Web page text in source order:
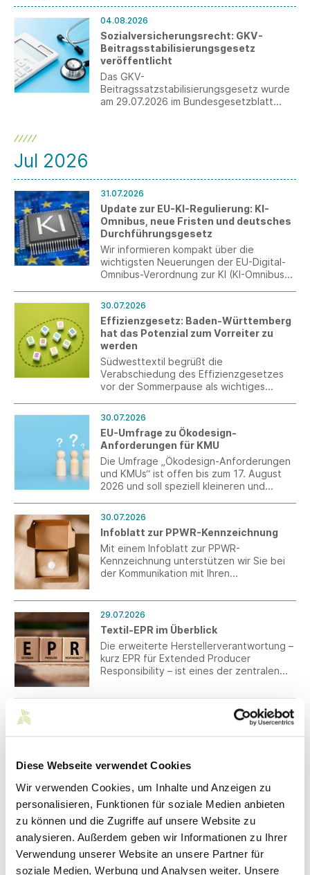
Diese Webseite verwendet Cookies
Wir verwenden Cookies, um Inhalte und Anzeigen zu
personalisieren, Funktionen für soziale Medien anbieten
zu können und die Zugriffe auf unsere Website zu
analysieren. Außerdem geben wir Informationen zu Ihrer
Verwendung unserer Website an unsere Partner für
soziale Medien, Werbung und Analysen weiter. Unsere
04.08.2026
Sozialversicherungsrecht: GKV-
Beitragsstabilisierungsgesetz
veröffentlicht
Das GKV-
Beitragssatzstabilisierungsgesetz wurde
am 29.07.2026 im Bundesgesetzblatt
Jul 2026
31.07.2026
Update zur EU-KI-Regulierung: KI-
Omnibus, neue Fristen und deutsches
Durchführungsgesetz
Wir informieren kompakt über die
wichtigsten Neuerungen der EU-Digital-
Omnibus-Verordnung zur KI (KI-Omnibus)
Verordnung (KI-VO)
30.07.2026
Effizienzgesetz: Baden-Württemberg
hat das Potenzial zum Vorreiter zu
werden
Südwesttextil begrüßt die
Verabschiedung des Effizienzgesetzes
vor der Sommerpause als wichtiges
30.07.2026
EU-Umfrage zu Ökodesign-
Anforderungen für KMU
Die Umfrage „Ökodesign-Anforderungen
und KMUs“ ist offen bis zum 17. August
2026 und soll speziell kleineren und
30.07.2026
Infoblatt zur PPWR-Kennzeichnung
Mit einem Infoblatt zur PPWR-
Kennzeichnung unterstützen wir Sie bei
der Kommunikation mit Ihren
29.07.2026
Textil-EPR im Überblick
Die erweiterte Herstellerverantwortung –
kurz EPR für Extended Producer
Responsibility – ist eines der zentralen
die Textilbranche in den kommenden
Jahren begleiten wird. Unsere neue
Textil-EPR-Übersicht bündelt den
Pflichten bestehen und wo Systeme
derzeit noch im Aufbau sind.
Nationaler Aktionsplan zur Förderung
von Tarifverhandlungen: Südwesttextil
und Koalitionsfreiheit
kritisiert die Nennung weitreichender
Forderungen und fordert klare Grenzen
staatlichen Handelns.
27.07.2026
Tarifpolitik: Bundeskabinett
beschließt Nationalen Aktionsplan zur